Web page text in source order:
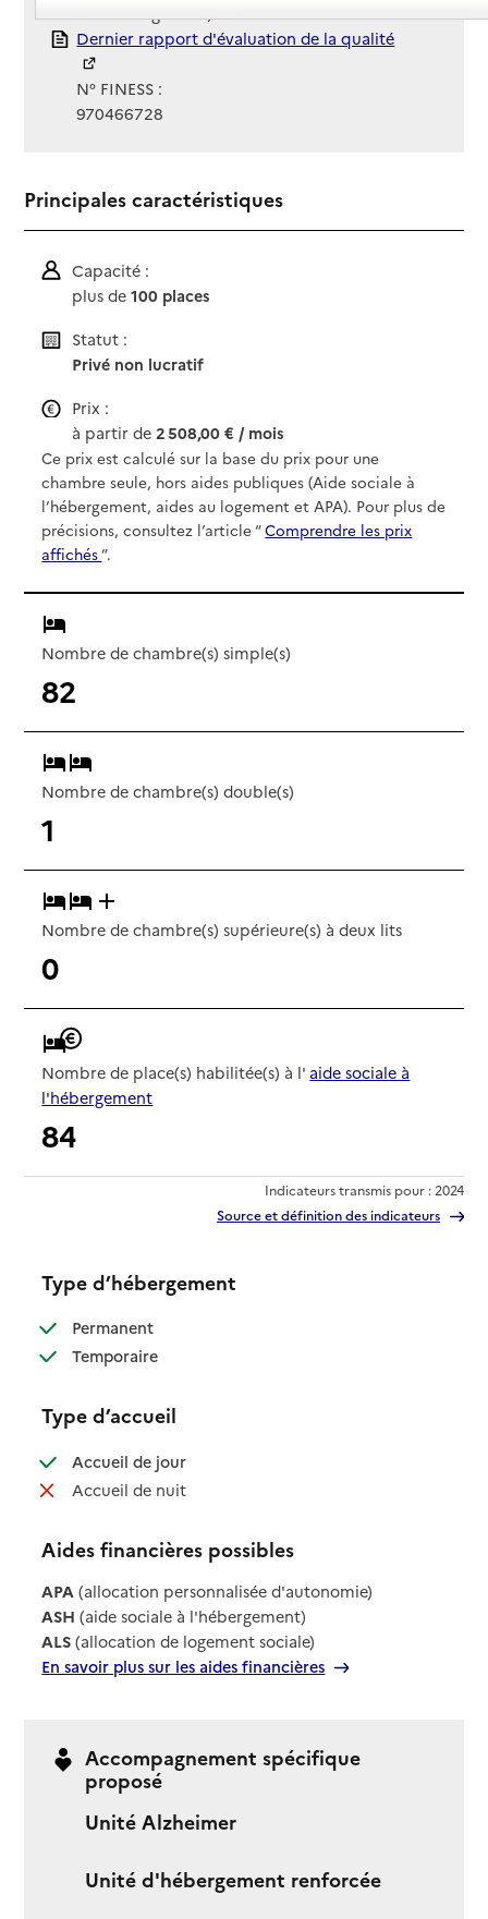
Croix Rouge française - CRF
Rapport HAS
Dernier rapport d'évaluation de la qualité
N° FINESS :
970466728
Principales caractéristiques
Capacité :
plus de100 places
Statut :
Privé non lucratif
Prix :
à partir de2 508,00 € / mois
Ce prix est calculé sur la base du prix pour une
chambre seule, hors aides publiques (Aide sociale à
l’hébergement, aides au logement et APA). Pour plus de
précisions, consultez l’article “Comprendre les prix
affichés”.
Nombre de chambre(s) simple(s)
82
Nombre de chambre(s) double(s)
1
Nombre de chambre(s) supérieure(s) à deux lits
0
Nombre de place(s) habilitée(s) à l' aide sociale à
l'hébergement
84
Indicateurs transmis pour : 2024
Source et définition des indicateurs
Type d’hébergement
Permanent: disponible
Temporaire: disponible
Type d’accueil
Accueil de jour: disponible
Accueil de nuit: non disponible
Aides financières possibles
APA (allocation personnalisée d'autonomie)
ASH (aide sociale à l'hébergement)
ALS (allocation de logement sociale)
En savoir plus sur les aides financières
Accompagnement spécifique
proposé
Unité Alzheimer
Unité d'hébergement renforcée